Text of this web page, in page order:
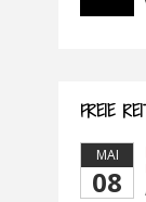
FREIE
MAI
08